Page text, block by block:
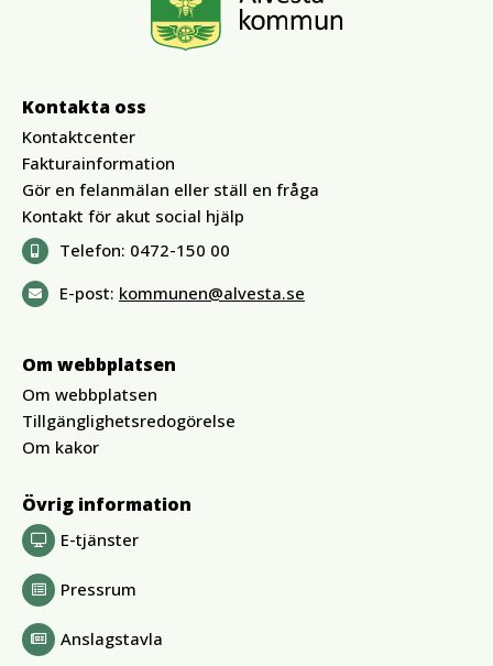
Kontakta oss
Kontaktcenter
Fakturainformation
Gör en felanmälan eller ställ en fråga
Kontakt för akut social hjälp
Telefon: 0472-150 00
E-post: kommunen@alvesta.se
Om webbplatsen
Om webbplatsen
Tillgänglighetsredogörelse
Om kakor
Övrig information
E-tjänster
Pressrum
Anslagstavla